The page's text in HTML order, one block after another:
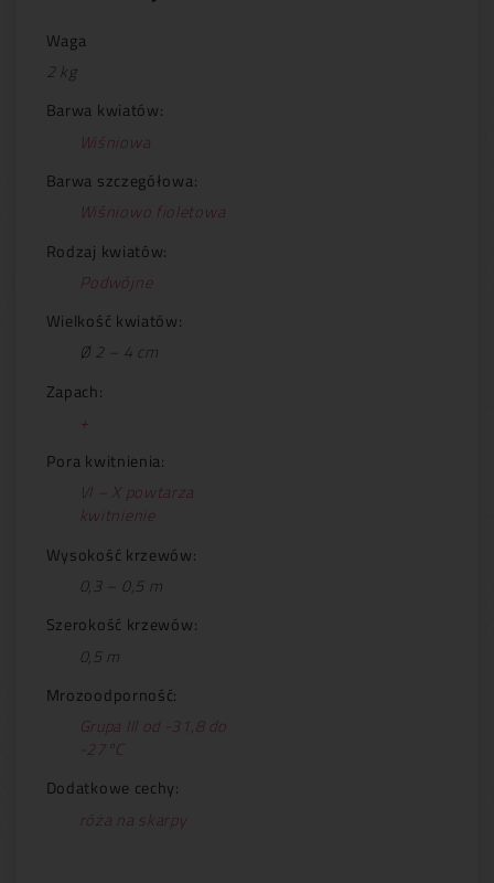
Waga
2 kg
Barwa kwiatów:
Wiśniowa
Barwa szczegółowa:
Wiśniowo fioletowa
Rodzaj kwiatów:
Podwójne
Wielkość kwiatów:
Ø 2 – 4 cm
Zapach:
+
Pora kwitnienia:
VI – X powtarza
kwitnienie
Wysokość krzewów:
0,3 – 0,5 m
Szerokość krzewów:
0,5 m
Mrozoodporność:
Grupa III od -31,8 do
-27°C
Dodatkowe cechy:
róża na skarpy